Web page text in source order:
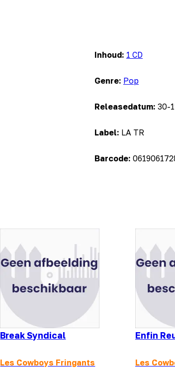
Inhoud: 1 CD
Genre: Pop
Releasedatum: 30-
Label: LA TR
Barcode:
Break Syndical
Les Cowboys Fringants
Enfin
Les